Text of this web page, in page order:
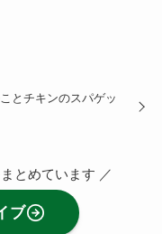
とチキンのスパゲッ
とめています ／
ブ